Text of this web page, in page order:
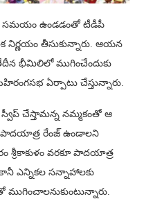
సమయం ఉండడంతో టీడీపీ
తీసుకున్నారు. ఆయన
భీమిలిలో ముగించేందుకు
ఏర్పాటు చేస్తున్నారు.
స్వీప్ చేస్తామన్న నమ్మకంతో ఆ
పాదయాత్ర రేంజ్ ఉండాలని
శ్రీకాకుళం వరకూ పాదయాత్ర
ఎన్నికల సన్నాహాలకు